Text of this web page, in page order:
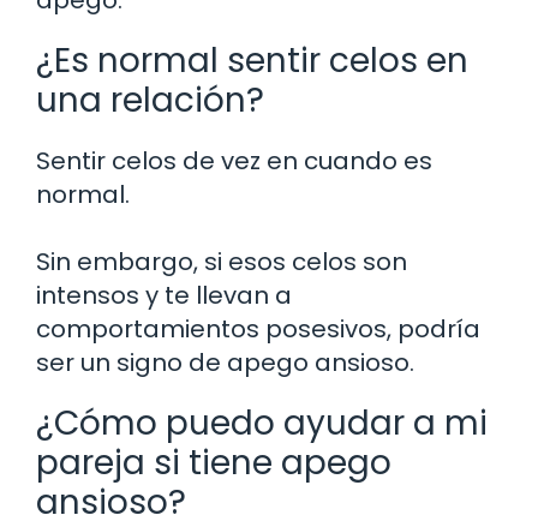
¿Es normal sentir celos en
una relación?
Sentir celos de vez en cuando es
normal.
Sin embargo, si esos celos son
intensos y te llevan a
comportamientos posesivos, podría
ser un signo de apego ansioso.
¿Cómo puedo ayudar a mi
pareja si tiene apego
ansioso?